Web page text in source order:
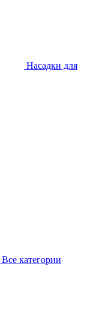
Насадки для
Все категории